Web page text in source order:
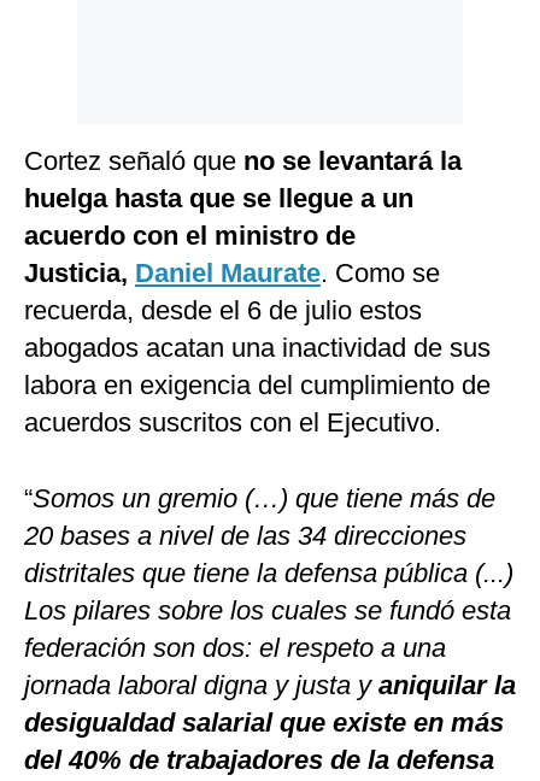
Cortez señaló que no se levantará la
huelga hasta que se llegue a un
acuerdo con el ministro de
Justicia, Daniel Maurate. Como se
recuerda, desde el 6 de julio estos
abogados acatan una inactividad de sus
labora en exigencia del cumplimiento de
acuerdos suscritos con el Ejecutivo.
“Somos un gremio (…) que tiene más de
20 bases a nivel de las 34 direcciones
distritales que tiene la defensa pública (...)
Los pilares sobre los cuales se fundó esta
federación son dos: el respeto a una
jornada laboral digna y justa y aniquilar la
desigualdad salarial que existe en más
del 40% de trabajadores de la defensa